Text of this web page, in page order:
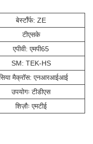
बेर्स्टॉर्फ: ZE
टीएसके
एपीवी: एमपी65
SM: TEK-HS
मैक्रॉस: एनआरआईआई
उपयोगः टीडीएस
शिज़ौः एमटीई